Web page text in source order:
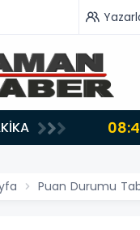
Puan Durumu